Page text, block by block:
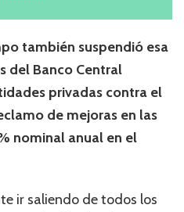
también suspendió esa
del Banco Central
privadas contra el
de mejoras en las
nominal anual en el
ir saliendo de todos los